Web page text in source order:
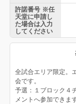
許諾番号 ※任
天堂に申請し
た場合は入力
してください
全試合エリア限定。
会です。
予選：１ブロック４
メントへ参加できま